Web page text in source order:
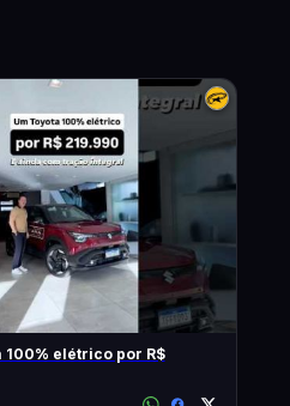
100% elétrico por R$